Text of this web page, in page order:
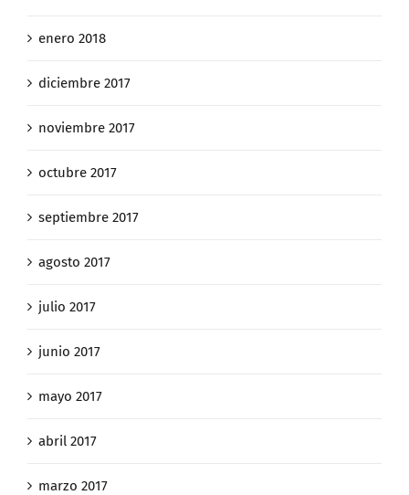
enero 2018
diciembre 2017
noviembre 2017
octubre 2017
septiembre 2017
agosto 2017
julio 2017
junio 2017
mayo 2017
abril 2017
marzo 2017